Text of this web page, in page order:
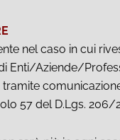
nel caso in cui
Enti/Aziende/
tramite
57 del D.Lgs.